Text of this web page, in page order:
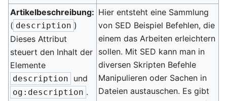
Artikelbeschreibung:
( description )
Dieses Attribut
steuert den Inhalt der
Elemente
description und
og:description .
Hier entsteht eine Sammlung
von SED Beispiel Befehlen, die
einem das Arbeiten erleichtern
sollen. Mit SED kann man in
diversen Skripten Befehle
Manipulieren oder Sachen in
Dateien austauschen. Es gibt